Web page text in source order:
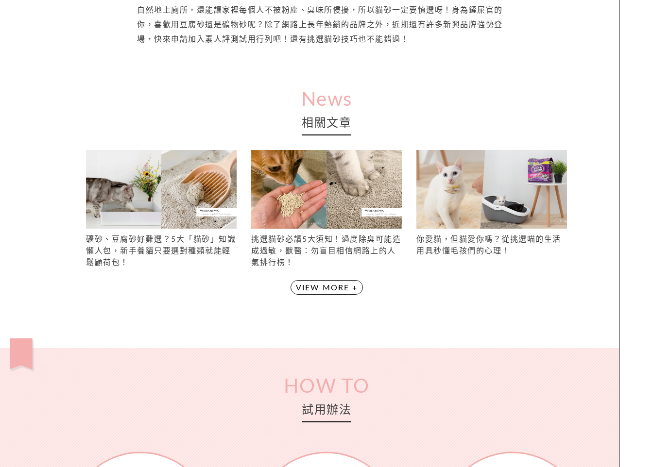
自然地上廁所，還能讓家裡每個人不被粉塵、臭味所侵擾，所以貓砂一定要慎選呀！身為鏟屎官的
你，喜歡用豆腐砂還是礦物砂呢？除了網路上長年熱銷的品牌之外，近期還有許多新興品牌強勢登
場，快來申請加入素人評測試用行列吧！還有挑選貓砂技巧也不能錯過！
News
相關文章
礦砂、豆腐砂好難選？5大「貓砂」知識
懶人包，新手養貓只要選對種類就能輕
鬆顧荷包！
挑選貓砂必讀5大須知！過度除臭可能造
成過敏，獸醫：勿盲目相信網路上的人
氣排行榜！
你愛貓，但貓愛你嗎？從挑選喵的生活
用具秒懂毛孩們的心理！
VIEW MORE +
HOW TO
試用辦法